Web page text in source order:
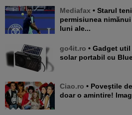
Mediafax • Starul tenisului francez: „Nu cer
permisiunea
luni ale...
go4it.ro • Gadget util pentru grădină: Radio
solar portabil cu
Ciao.ro • Poveştile de iubire care au rămas
doar o amintire!